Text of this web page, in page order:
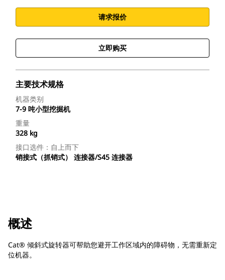
请求报价
立即购买
主要技术规格
机器类别
7-9 吨小型挖掘机
重量
328 kg
接口选件：自上而下
销接式（抓销式） 连接器/S45 连接器
概述
Cat® 倾斜式旋转器可帮助您避开工作区域内的障碍物，无需重新定
位机器。